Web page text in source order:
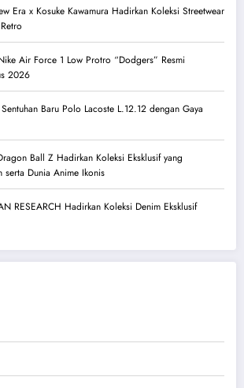
Era x Kosuke Kawamura Hadirkan Koleksi Streetwear
Air Force 1 Low Protro “Dodgers” Resmi
2026
Baru Polo Lacoste L.12.12 dengan Gaya
Ball Z Hadirkan Koleksi Eksklusif yang
serta Dunia Anime Ikonis
RESEARCH Hadirkan Koleksi Denim Eksklusif